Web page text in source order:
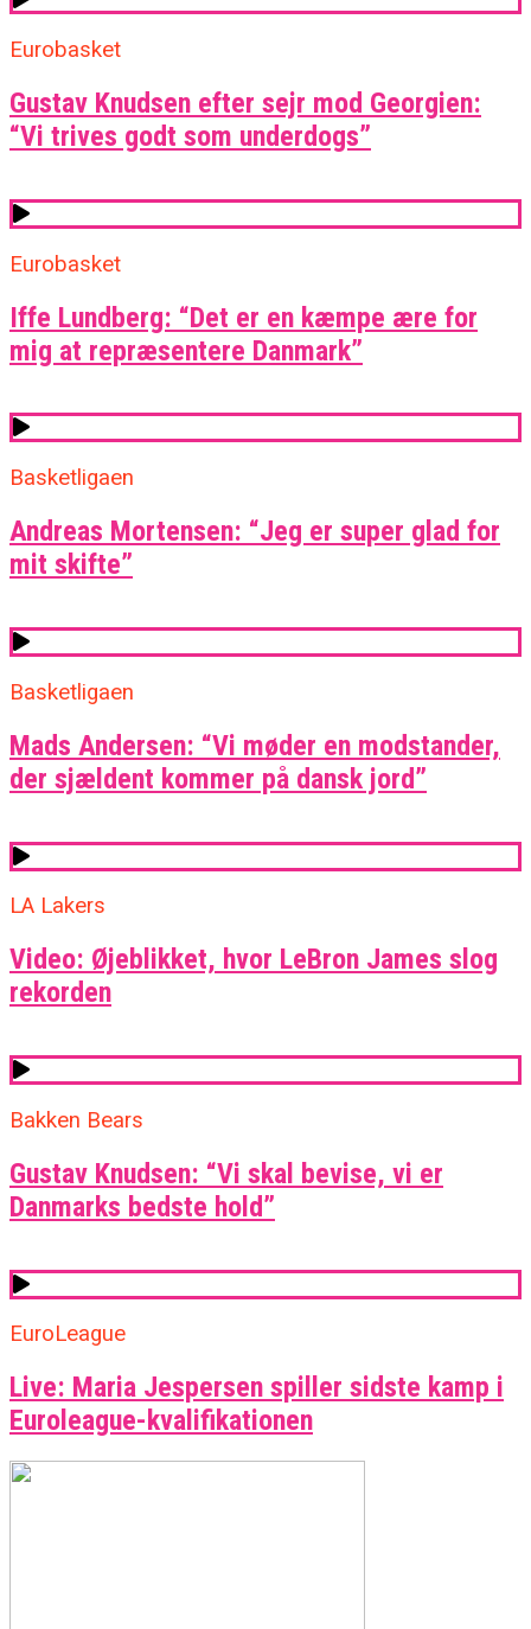
Eurobasket
Gustav Knudsen efter sejr mod Georgien:
“Vi trives godt som underdogs”
Eurobasket
Iffe Lundberg: “Det er en kæmpe ære for
mig at repræsentere Danmark”
Basketligaen
Andreas Mortensen: “Jeg er super glad for
mit skifte”
Basketligaen
Mads Andersen: “Vi møder en modstander,
der sjældent kommer på dansk jord”
LA Lakers
Video: Øjeblikket, hvor LeBron James slog
rekorden
Bakken Bears
Gustav Knudsen: “Vi skal bevise, vi er
Danmarks bedste hold”
EuroLeague
Live: Maria Jespersen spiller sidste kamp i
Euroleague-kvalifikationen